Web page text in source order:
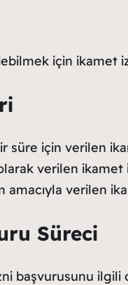
için ikamet
süre için verilen
verilen ikamet
amacıyla verilen
Süreci
başvurusunu ilgili